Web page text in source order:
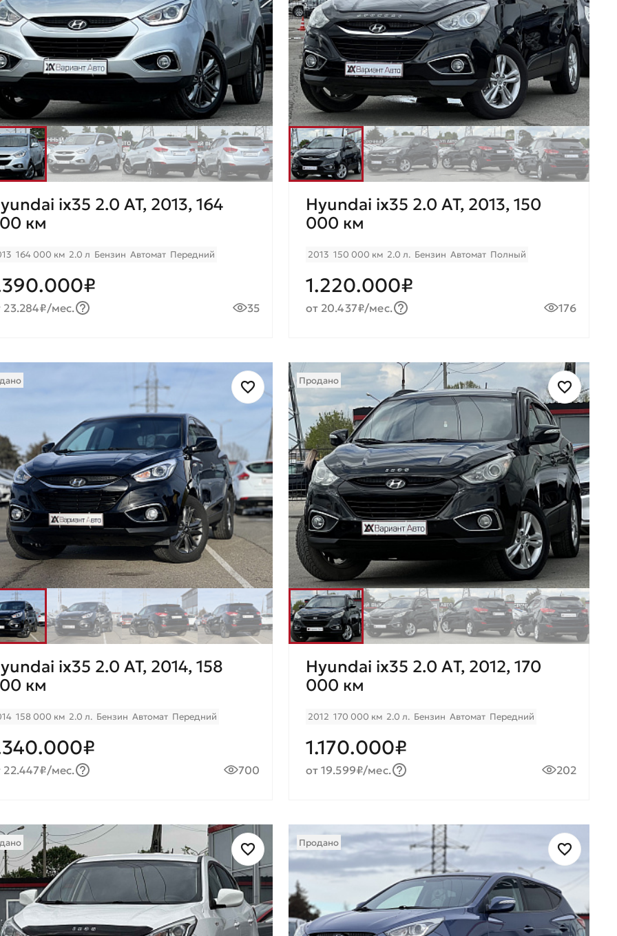
ix35 2.0 AT, 2013, 164
км
164 000 км 2.0 л Бензин Автомат Передний
23.284₽/мес. 35
Hyundai ix35 2.0 AT, 2013, 150
000 км
2013 150 000 км 2.0 л. Бензин Автомат Полный
1.220.000₽
от 20.437₽/мес. 176
ix35 2.0 AT, 2014, 158
км
158 000 км 2.0 л. Бензин Автомат Передний
22.447₽/мес. 700
Продано
Hyundai ix35 2.0 AТ, 2012, 170
000 км
2012 170 000 км 2.0 л. Бензин Автомат Передний
1.170.000₽
от 19.599₽/мес. 202
Продано